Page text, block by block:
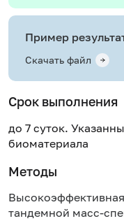
Пример
Скачать файл
Срок выполнения
до 7 суток.
биоматериала
Методы
тандемной масс-